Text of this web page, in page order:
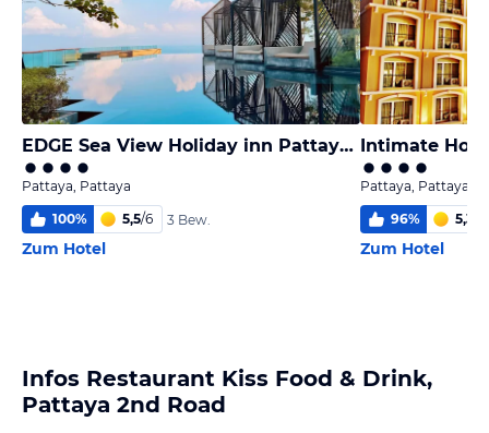
EDGE Sea View Holiday inn Pattaya Central
Pattaya, Pattaya
100% 5,5/6 3 Bew.
Zum Hotel
Intimate
Pattaya, Pattaya
96% 5,3
Zum Hotel
Infos Restaurant Kiss Food & Drink,
Pattaya 2nd Road